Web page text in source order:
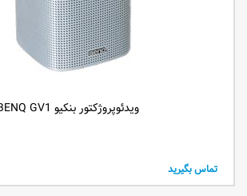
ویدئوپروژکتور بنکیو BENQ GV1
تماس بگیرید